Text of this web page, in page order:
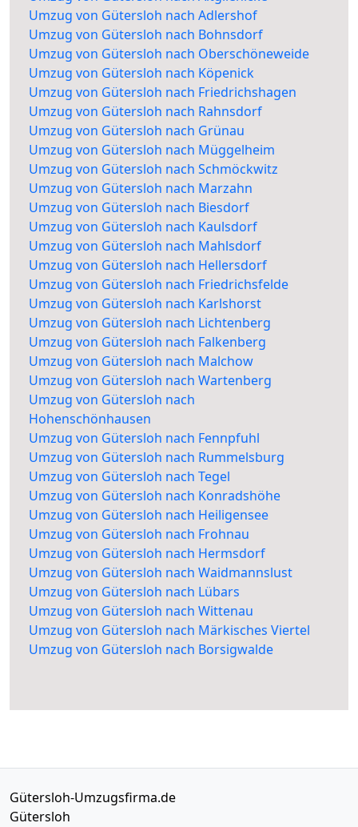
Umzug von Gütersloh nach Adlershof
Umzug von Gütersloh nach Bohnsdorf
Umzug von Gütersloh nach Oberschöneweide
Umzug von Gütersloh nach Köpenick
Umzug von Gütersloh nach Friedrichshagen
Umzug von Gütersloh nach Rahnsdorf
Umzug von Gütersloh nach Grünau
Umzug von Gütersloh nach Müggelheim
Umzug von Gütersloh nach Schmöckwitz
Umzug von Gütersloh nach Marzahn
Umzug von Gütersloh nach Biesdorf
Umzug von Gütersloh nach Kaulsdorf
Umzug von Gütersloh nach Mahlsdorf
Umzug von Gütersloh nach Hellersdorf
Umzug von Gütersloh nach Friedrichsfelde
Umzug von Gütersloh nach Karlshorst
Umzug von Gütersloh nach Lichtenberg
Umzug von Gütersloh nach Falkenberg
Umzug von Gütersloh nach Malchow
Umzug von Gütersloh nach Wartenberg
Umzug von Gütersloh nach
Hohenschönhausen
Umzug von Gütersloh nach Fennpfuhl
Umzug von Gütersloh nach Rummelsburg
Umzug von Gütersloh nach Tegel
Umzug von Gütersloh nach Konradshöhe
Umzug von Gütersloh nach Heiligensee
Umzug von Gütersloh nach Frohnau
Umzug von Gütersloh nach Hermsdorf
Umzug von Gütersloh nach Waidmannslust
Umzug von Gütersloh nach Lübars
Umzug von Gütersloh nach Wittenau
Umzug von Gütersloh nach Märkisches Viertel
Umzug von Gütersloh nach Borsigwalde
Gütersloh-Umzugsfirma.de
Gütersloh